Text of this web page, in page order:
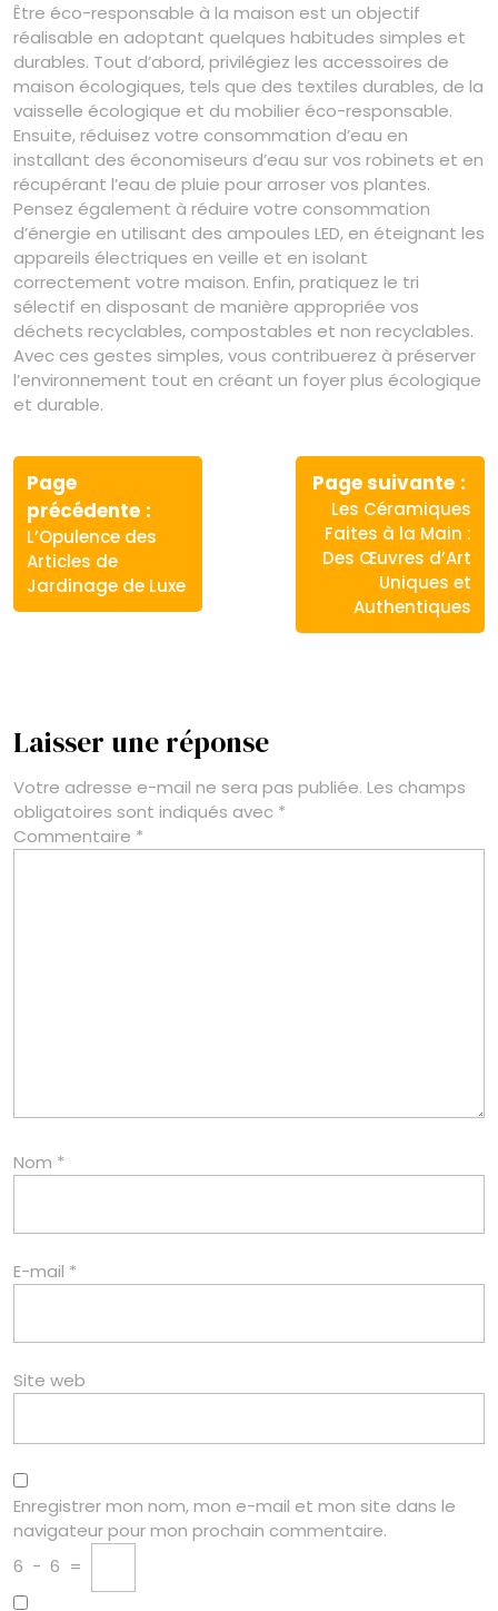
Être éco-responsable à la maison est un objectif
réalisable en adoptant quelques habitudes simples et
durables. Tout d’abord, privilégiez les accessoires de
maison écologiques, tels que des textiles durables, de la
vaisselle écologique et du mobilier éco-responsable.
Ensuite, réduisez votre consommation d’eau en
installant des économiseurs d’eau sur vos robinets et en
récupérant l’eau de pluie pour arroser vos plantes.
Pensez également à réduire votre consommation
d’énergie en utilisant des ampoules LED, en éteignant les
appareils électriques en veille et en isolant
correctement votre maison. Enfin, pratiquez le tri
sélectif en disposant de manière appropriée vos
déchets recyclables, compostables et non recyclables.
Avec ces gestes simples, vous contribuerez à préserver
l’environnement tout en créant un foyer plus écologique
et durable.
Navigation
de
l’article
Page
précédente
L’Opulence des
Articles de
Jardinage de Luxe
Page suivante
Article
suivant
:
Les Céramiques
Faites à la Main :
Des Œuvres d’Art
Uniques et
Authentiques
Laisser une réponse
Votre adresse e-mail ne sera pas publiée. Les champs
obligatoires sont indiqués avec *
Commentaire *
Nom *
E-mail *
Site web
Enregistrer mon nom, mon e-mail et mon site dans le
navigateur pour mon prochain commentaire.
6 − 6 =